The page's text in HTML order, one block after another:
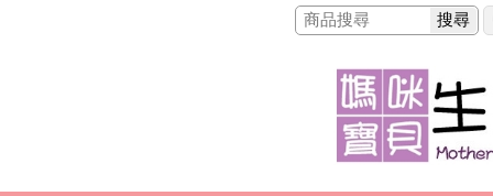
搜尋